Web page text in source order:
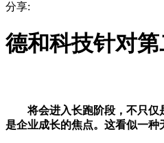
分享:
德和科技针对
将会进入长跑阶段，不只仅是
是企业成长的焦点。这看似一种